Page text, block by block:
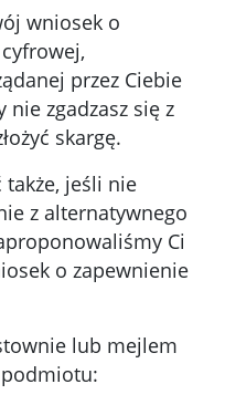
wniosek o
przez Ciebie
zgadzasz się z
skargę.
także, jeśli nie
z alternatywnego
Ci
o zapewnienie
lub mejlem